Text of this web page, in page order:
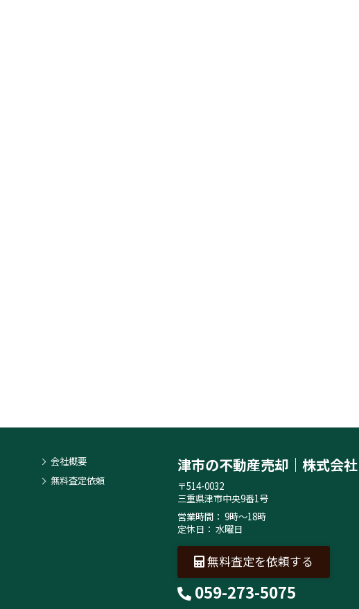
会社概要
無料査定依頼
津市の不動産売却｜株式会
〒514-0032
三重県津市中央9番1号
営業時間： 9時～18時
定休日： 水曜日
無料査定を依頼する
059-273-5075